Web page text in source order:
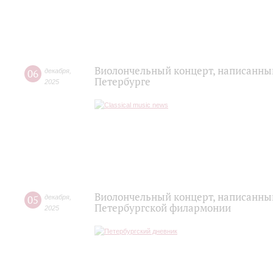
06 декабря
2025
Виолончельный концерт,
Петербурге
05 декабря
2025
Виолончельный концерт,
Петербургской филармонии